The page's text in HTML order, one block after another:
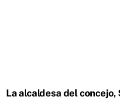
La alcaldesa del